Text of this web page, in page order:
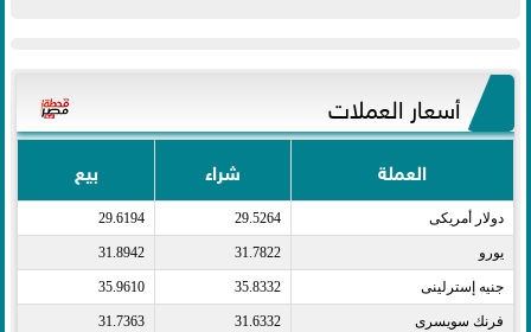
أسعار العملات
العملة شراء بيع
دولار أمريكى​ 29.5264
29.6194
يورو​ 31.7822
31.8942
جنيه إسترلينى​ 35.8332
35.9610
فرنك سويسرى​ 31.6332
31.7363